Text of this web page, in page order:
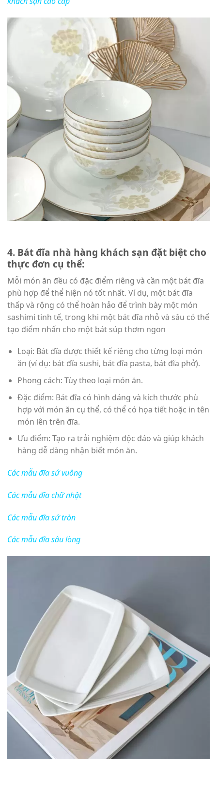
4. Bát đĩa nhà hàng khách sạn đặt biệt cho
thực đơn cụ thể:
Mỗi món ăn đều có đặc điểm riêng và cần một bát đĩa
phù hợp để thể hiện nó tốt nhất. Ví dụ, một bát đĩa
thấp và rộng có thể hoàn hảo để trình bày một món
sashimi tinh tế, trong khi một bát đĩa nhỏ và sâu có thể
tạo điểm nhấn cho một bát súp thơm ngon
Loại: Bát đĩa được thiết kế riêng cho từng loại món
ăn (ví dụ: bát đĩa sushi, bát đĩa pasta, bát đĩa phở).
Phong cách: Tùy theo loại món ăn.
Đặc điểm: Bát đĩa có hình dáng và kích thước phù
hợp với món ăn cụ thể, có thể có họa tiết hoặc in tên
món lên trên đĩa.
Ưu điểm: Tạo ra trải nghiệm độc đáo và giúp khách
hàng dễ dàng nhận biết món ăn.
Các mẫu đĩa sứ vuông
Các mẫu đĩa chữ nhật
Các mẫu đĩa sứ tròn
Các mẫu đĩa sâu lòng